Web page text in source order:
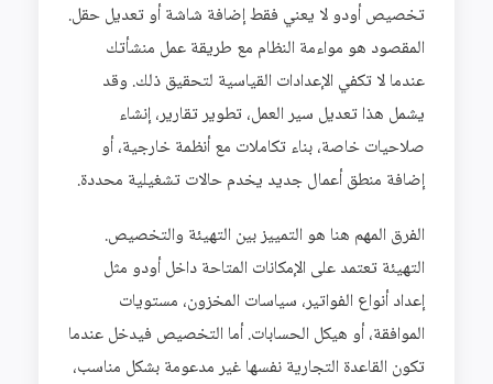
تخصيص أودو لا يعني فقط إضافة شاشة أو تعديل حقل.
المقصود هو مواءمة النظام مع طريقة عمل منشأتك
عندما لا تكفي الإعدادات القياسية لتحقيق ذلك. وقد
يشمل هذا تعديل سير العمل، تطوير تقارير، إنشاء
صلاحيات خاصة، بناء تكاملات مع أنظمة خارجية، أو
إضافة منطق أعمال جديد يخدم حالات تشغيلية محددة.
الفرق المهم هنا هو التمييز بين التهيئة والتخصيص.
التهيئة تعتمد على الإمكانات المتاحة داخل أودو مثل
إعداد أنواع الفواتير، سياسات المخزون، مستويات
الموافقة، أو هيكل الحسابات. أما التخصيص فيدخل عندما
تكون القاعدة التجارية نفسها غير مدعومة بشكل مناسب،